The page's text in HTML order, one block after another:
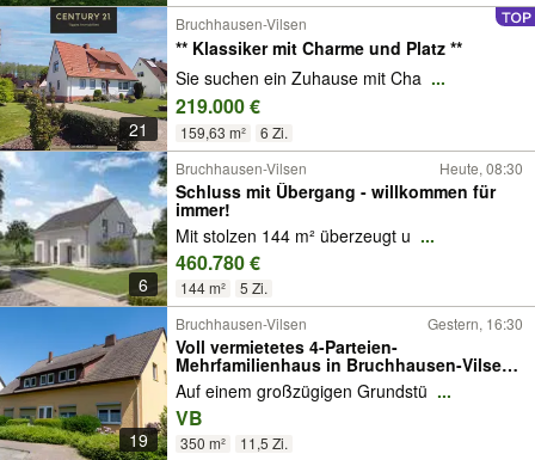
21
Bruchhausen-Vilsen
** Klassiker mit Charme und Platz **
Sie suchen ein Zuhause mit Cha ...
219.000 €
159,63 m² 6 Zi.
6
Bruchhausen-Vilsen Heute, 08:30
Schluss mit Übergang - willkommen für
immer!
Mit stolzen 144 m² überzeugt u ...
460.780 €
144 m² 5 Zi.
19
Bruchhausen-Vilsen Gestern, 16:30
Voll vermietetes 4-Parteien-
Mehrfamilienhaus in Bruchhausen-Vilsen
mit zusätzlicher Ausbaureserve
Auf einem großzügigen Grundstü ...
VB
350 m² 11,5 Zi.